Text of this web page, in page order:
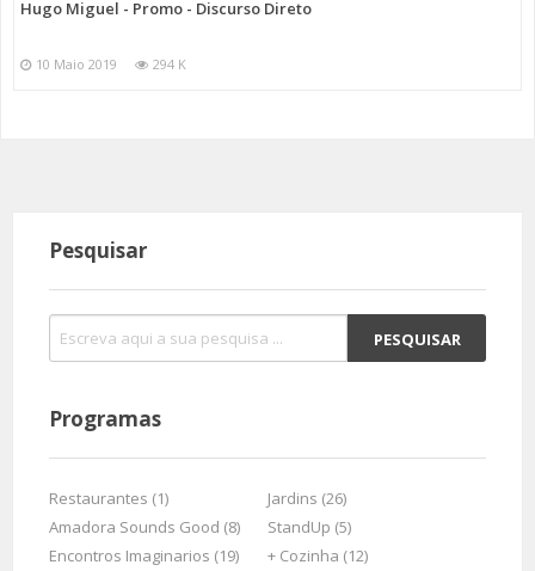
Hugo Miguel - Promo - Discurso Direto
10 Maio 2019 294 K
Pesquisar
Programas
Restaurantes (1)
Jardins (26)
Amadora Sounds Good (8)
StandUp (5)
Encontros Imaginarios (19)
+ Cozinha (12)